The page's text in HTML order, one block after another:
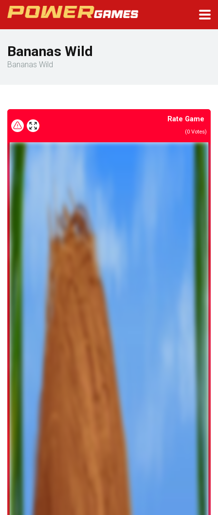
Bananas Wild
Bananas Wild
Rate Game
(0 Votes)